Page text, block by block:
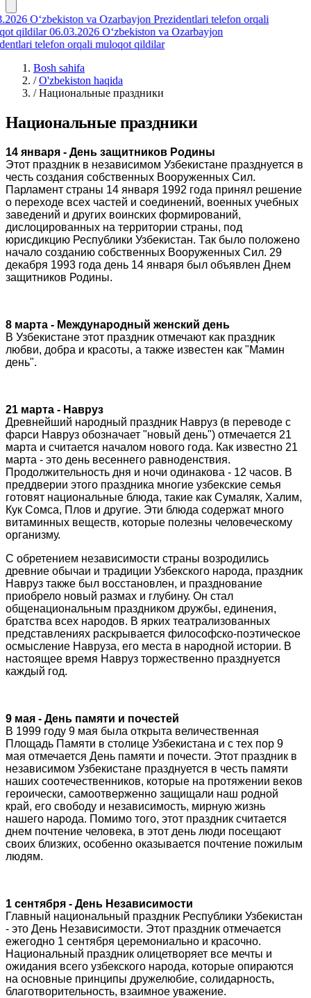
O‘zbekiston va Ozarbayjon Prezidentlari telefon orqali
qildilar 06.03.2026 O‘zbekiston va Ozarbayjon
telefon orqali muloqot qildilar
Bosh sahifa
/ O'zbekiston haqida
/ Национальные праздники
Национальные праздники
14 января - День защитников Родины
Этот праздник в независимом Узбекистане празднуется в
честь создания собственных Вооруженных Сил.
Парламент страны 14 января 1992 года принял решение
о переходе всех частей и соединений, военных учебных
заведений и других воинских формирований,
дислоцированных на территории страны, под
юрисдикцию Республики Узбекистан. Так было положено
начало созданию собственных Вооруженных Сил. 29
декабря 1993 года день 14 января был объявлен Днем
защитников Родины.
8 марта - Международный женский день
В Узбекистане этот праздник отмечают как праздник
любви, добра и красоты, а также известен как "Мамин
день".
21 марта - Навруз
Древнейший народный праздник Навруз (в переводе с
фарси Навруз обозначает "новый день") отмечается 21
марта и считается началом нового года. Как известно 21
марта - это день весеннего равноденствия.
Продолжительность дня и ночи одинакова - 12 часов. В
преддверии этого праздника многие узбекские семья
готовят национальные блюда, такие как Сумаляк, Халим,
Кук Сомса, Плов и другие. Эти блюда содержат много
витаминных веществ, которые полезны человеческому
организму.
С обретением независимости страны возродились
древние обычаи и традиции Узбекского народа, праздник
Навруз также был восстановлен, и празднование
приобрело новый размах и глубину. Он стал
общенациональным праздником дружбы, единения,
братства всех народов. В ярких театрализованных
представлениях раскрывается философско-поэтическое
осмысление Навруза, его места в народной истории. В
настоящее время Навруз торжественно празднуется
каждый год.
9 мая - День памяти и почестей
В 1999 году 9 мая была открыта величественная
Площадь Памяти в столице Узбекистана и с тех пор 9
мая отмечается День памяти и почести. Этот праздник в
независимом Узбекистане празднуется в честь памяти
наших соотечественников, которые на протяжении веков
героически, самоотверженно защищали наш родной
край, его свободу и независимость, мирную жизнь
нашего народа. Помимо того, этот праздник считается
днем почтение человека, в этот день люди посещают
своих близких, особенно оказывается почтение пожилым
людям.
1 сентября - День Независимости
Главный национальный праздник Республики Узбекистан
- это День Независимости. Этот праздник отмечается
ежегодно 1 сентября церемониально и красочно.
Национальный праздник олицетворяет все мечты и
ожидания всего узбекского народа, которые опираются
на основные принципы дружелюбие, солидарность,
благотворительность, взаимное уважение.